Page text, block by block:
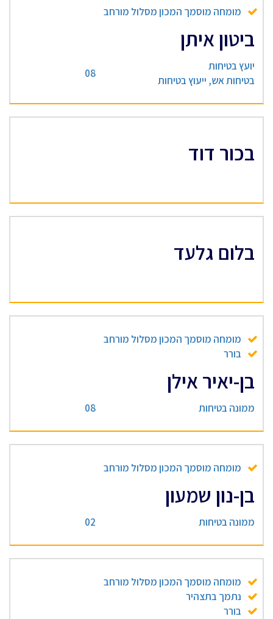
מומחה מוסמך המכון מסלול מורחב
ביטון איתן
יועץ בטיחות
בטיחות אש, ייעוץ בטיחות
08
בכור דוד
בלום גלעד
מומחה מוסמך המכון מסלול מורחב
בורר
בן-יאיר אילן
ממונה בטיחות 08
מומחה מוסמך המכון מסלול מורחב
בן-נון שמעון
ממונה בטיחות 02
מומחה מוסמך המכון מסלול מורחב
נתמך בתצהיר
בורר